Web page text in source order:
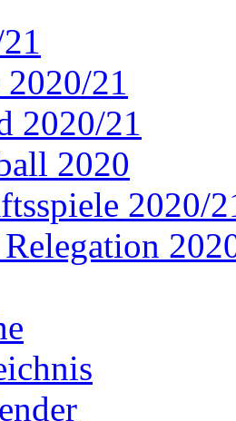
21
2020/21
2020
2020/